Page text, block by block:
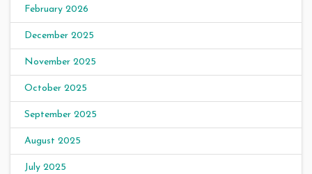
February 2026
December 2025
November 2025
October 2025
September 2025
August 2025
July 2025